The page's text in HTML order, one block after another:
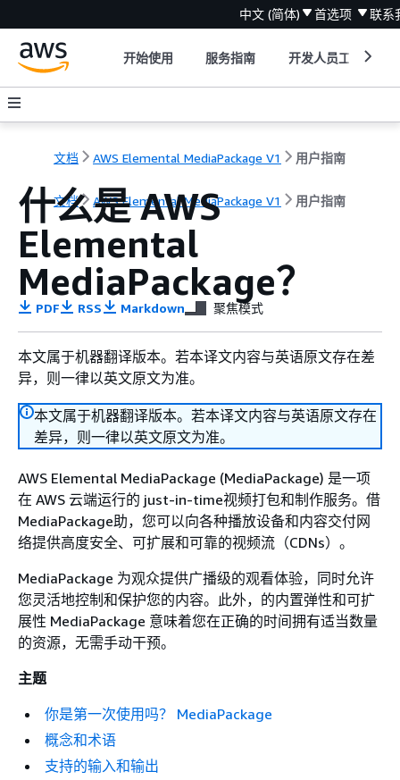
中文 (简体) 首选项 联系
开始使用 服务指南 开发人员工具
文档 AWS Elemental MediaPackage V1 用户指南
文档 AWS Elemental MediaPackage V1 用户指南
什么是 AWS
Elemental
MediaPackage？
PDF RSS Markdown 聚焦模式
本文属于机器翻译版本。若本译文内容与英语原文存在差
异，则一律以英文原文为准。
本文属于机器翻译版本。若本译文内容与英语原文存在
差异，则一律以英文原文为准。
AWS Elemental MediaPackage (MediaPackage) 是一项
在 AWS 云端运行的 just-in-time视频打包和制作服务。借
MediaPackage助，您可以向各种播放设备和内容交付网
络提供高度安全、可扩展和可靠的视频流（CDNs）。
MediaPackage 为观众提供广播级的观看体验，同时允许
您灵活地控制和保护您的内容。此外，的内置弹性和可扩
展性 MediaPackage 意味着您在正确的时间拥有适当数量
的资源，无需手动干预。
主题
你是第一次使用吗？ MediaPackage
概念和术语
支持的输入和输出